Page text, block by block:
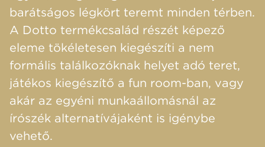
barátságos légkört teremt minden térben.
A Dotto termékcsalád részét képező
eleme tökéletesen kiegészíti a nem
formális találkozóknak helyet adó teret,
játékos kiegészítő a fun room-ban, vagy
akár az egyéni munkaállomásnál az
írószék alternatívájaként is igénybe
vehető.​